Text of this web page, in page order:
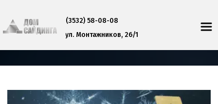
(3532) 58-08-08
ул. Монтажников, 26/1